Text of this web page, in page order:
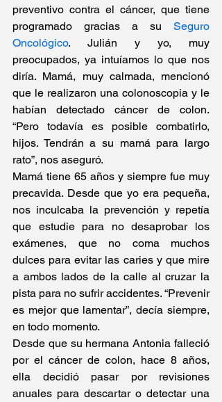
preventivo contra el cáncer, que tiene
programado gracias a su Seguro
Oncológico. Julián y yo, muy
preocupados, ya intuíamos lo que nos
diría. Mamá, muy calmada, mencionó
que le realizaron una colonoscopia y le
habían detectado cáncer de colon.
“Pero todavía es posible combatirlo,
hijos. Tendrán a su mamá para largo
rato”, nos aseguró.
Mamá tiene 65 años y siempre fue muy
precavida. Desde que yo era pequeña,
nos inculcaba la prevención y repetía
que estudie para no desaprobar los
exámenes, que no coma muchos
dulces para evitar las caries y que mire
a ambos lados de la calle al cruzar la
pista para no sufrir accidentes. “Prevenir
es mejor que lamentar”, decía siempre,
en todo momento.
Desde que su hermana Antonia falleció
por el cáncer de colon, hace 8 años,
ella decidió pasar por revisiones
anuales para descartar o detectar una